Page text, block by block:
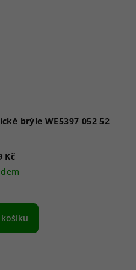
brýle WE5397 052 52
Kč
košíku